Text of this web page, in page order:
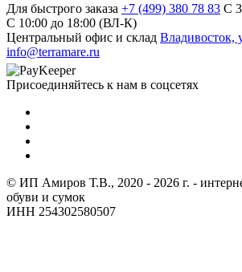
Для быстрого заказа +7 (499) 380 78 83 С
C 10:00 до 18:00 (ВЛ-К)
Центральный офис и склад Владивосток,
info@terramare.ru
Присоединяйтесь к нам в соцсетях
© ИП Амиров Т.В., 2020 - 2026 г. -
обуви и сумок
ИНН 254302580507